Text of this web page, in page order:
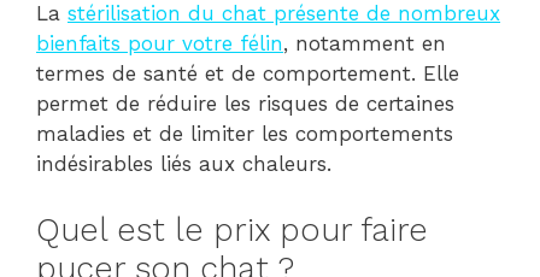
La stérilisation du chat présente de nombreux
bienfaits pour votre félin, notamment en
termes de santé et de comportement. Elle
permet de réduire les risques de certaines
maladies et de limiter les comportements
indésirables liés aux chaleurs.
Quel est le prix pour faire
pucer son chat ?